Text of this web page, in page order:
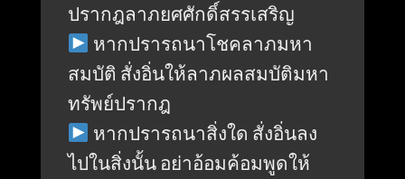
ปรากฎลาภยศศักดิ์สรรเสริญ
หากปรารถนาโชคลาภมหา
สมบัติ สั่งอิ่นให้ลาภผลสมบัติมหา
ทรัพย์ปรากฎ
หากปรารถนาสิ่งใด สั่งอิ่นลง
ไปในสิ่งนั้น อย่าอ้อมค้อมพูดให้